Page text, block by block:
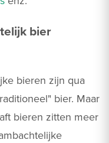
bier
bieren zijn qua
bier. Maar
bieren zitten meer